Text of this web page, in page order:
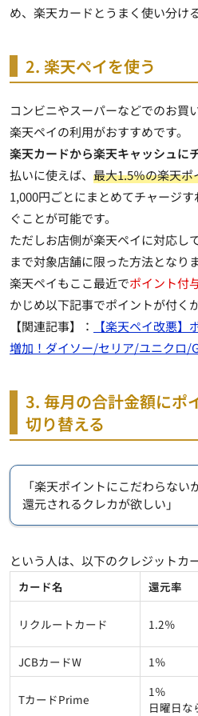
め、楽天カードとうまく使い分け
2. 楽天ペイを使う
コンビニやスーパーなどでのお買
楽天ペイの利用がおすすめです。
楽天カードから楽天キャッシュに
払いに使えば、 最大1.5％の楽天ポ
1,000円ごとにまとめてチャージ
ぐことが可能です。
ただしお店側が楽天ペイに対応し
まで対象店舗に限った方法となりま
楽天ペイもここ最近でポイント付
かじめ以下記事でポイントが付く
【関連記事】：
【楽天ペイ改悪
増加！ダイソー/セリア/ユニクロ/
3. 毎月の合計金額にポ
切り替える
「楽天ポイントにこだわらな
還元されるクレカが欲しい」
という人は、以下のクレジットカ
カード名 還元率
リクルートカード 1.2％
JCBカードW
1％
TカードPrime
1％
日曜日な